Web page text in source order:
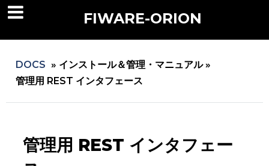
FIWARE-ORION
DOCS » インストール＆管理・マニュアル »
管理用 REST インタフェース
管理用 REST インタフェー